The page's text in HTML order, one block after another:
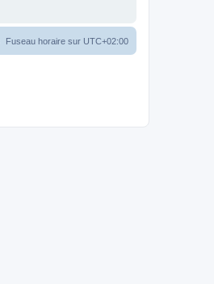
Fuseau horaire sur UTC+02:00